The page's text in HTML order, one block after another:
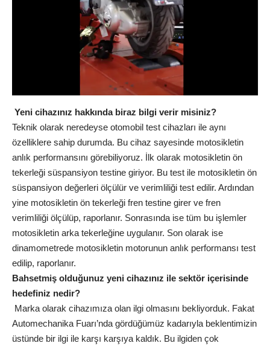
Yeni cihazınız hakkında biraz bilgi verir misiniz?
Teknik olarak neredeyse otomobil test cihazları ile aynı
özelliklere sahip durumda. Bu cihaz sayesinde motosikletin
anlık performansını görebiliyoruz. İlk olarak motosikletin ön
tekerleği süspansiyon testine giriyor. Bu test ile motosikletin ön
süspansiyon değerleri ölçülür ve verimliliği test edilir. Ardından
yine motosikletin ön tekerleği fren testine girer ve fren
verimliliği ölçülüp, raporlanır. Sonrasında ise tüm bu işlemler
motosikletin arka tekerleğine uygulanır. Son olarak ise
dinamometrede motosikletin motorunun anlık performansı test
edilip, raporlanır.
Bahsetmiş olduğunuz yeni cihazınız ile sektör içerisinde
hedefiniz nedir?
Marka olarak cihazımıza olan ilgi olmasını bekliyorduk. Fakat
Automechanika Fuarı’nda gördüğümüz kadarıyla beklentimizin
üstünde bir ilgi ile karşı karşıya kaldık. Bu ilgiden çok